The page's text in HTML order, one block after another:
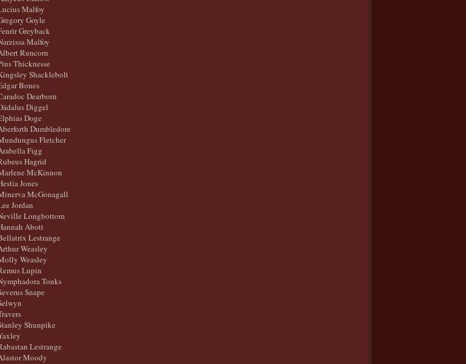
Malfoy
Goyle
Greyback
Malfoy
Runcorn
Thicknesse
Shacklebolt
Bones
Dearborn
Diggel
Doge
Dumbledore
Fletcher
Figg
Hagrid
McKinnon
Jones
McGonagall
Jordan
Longbottom
Abott
Lestrange
Weasley
Weasley
Lupin
Tonks
Snape
Shunpike
Lestrange
Moody